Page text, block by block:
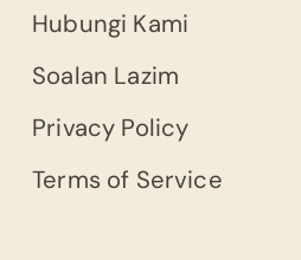
Hubungi Kami
Soalan Lazim
Privacy Policy
Terms of Service